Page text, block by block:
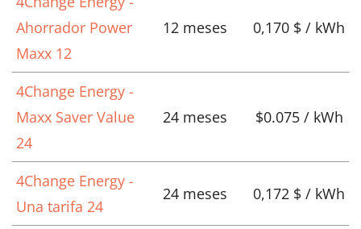
Ahorrador Power
Maxx 12
12 meses 0,170 $ / kWh
4Change Energy -
Maxx Saver Value
24
24 meses $0.075 / kWh
4Change Energy -
Una tarifa 24
24 meses 0,172 $ / kWh